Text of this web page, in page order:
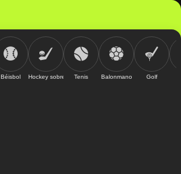
Béisbol Hockey sobre hieloTenis Balonmano Golf